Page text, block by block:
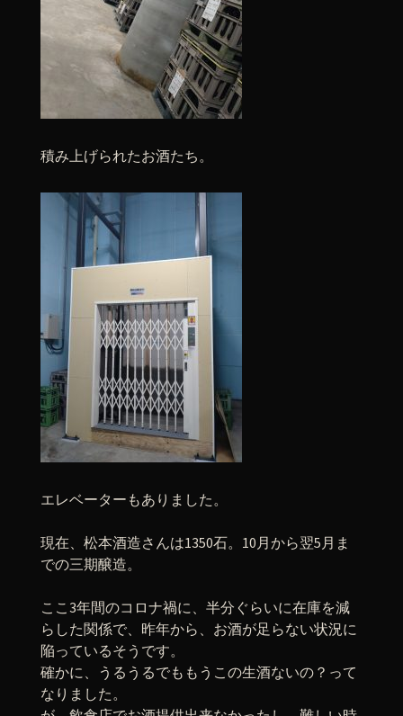
積み上げられたお酒たち。
エレベーターもありました。
現在、松本酒造さんは1350石。10月から翌5月ま
での三期醸造。
ここ3年間のコロナ禍に、半分ぐらいに在庫を減
らした関係で、昨年から、お酒が足らない状況に
陥っているそうです。
確かに、うるうるでももうこの生酒ないの？って
なりました。